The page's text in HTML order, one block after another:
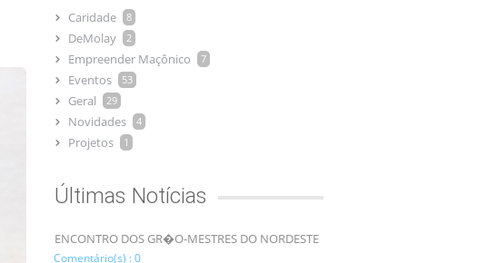
Caridade 8
DeMolay 2
Empreender Maçônico 7
Eventos 53
Geral 29
Novidades 4
Projetos 1
Últimas Notícias
ENCONTRO DOS GR�O-MESTRES DO NORDESTE
Comentário(s) : 0